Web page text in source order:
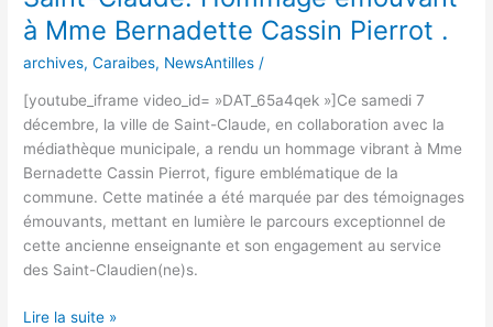
à Mme Bernadette Cassin Pierrot .
archives,Caraibes, NewsAntilles /
[youtube_iframe video_id= »DAT_65a4qek »]Ce samedi 7
décembre, la ville de Saint-Claude, en collaboration avec la
médiathèque municipale, a rendu un hommage vibrant à Mme
Bernadette Cassin Pierrot, figure emblématique de la
commune. Cette matinée a été marquée par des témoignages
émouvants, mettant en lumière le parcours exceptionnel de
cette ancienne enseignante et son engagement au service
des Saint-Claudien(ne)s.
Lire la suite »